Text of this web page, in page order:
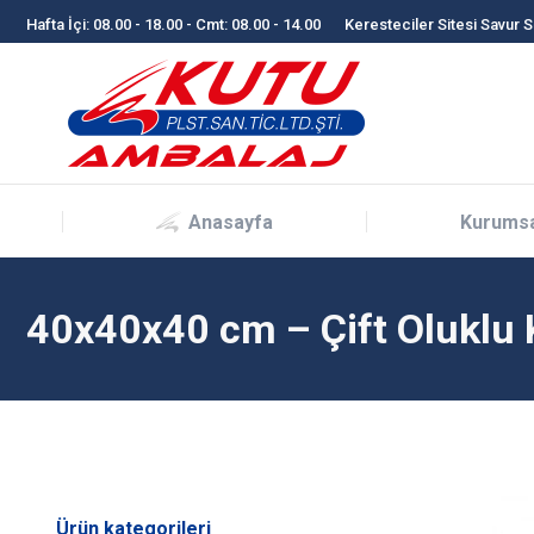
Hafta İçi: 08.00 - 18.00 - Cmt: 08.00 - 14.00 Keresteciler Sitesi Savur
Anasayfa
40x40x40 cm – Çift Oluklu
Ürün kategorileri
Anasayfa